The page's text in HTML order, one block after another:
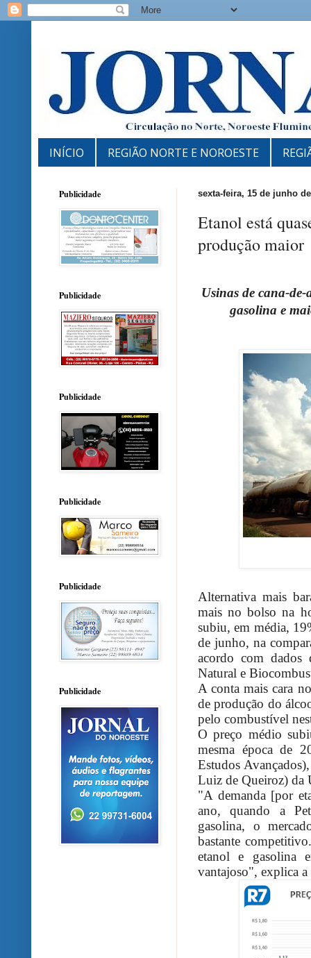
INÍCIO REGIÃO NORTE E NOROESTE
sexta-feira, 15 de junho
Etanol está
produção maior
Usinas de cana-
gasolina e
Alternativa mais
mais no bolso na
subiu, em média,
de junho, na
acordo com dados
Natural e
A conta mais cara
de produção do
pelo combustível
O preço médio
mesma época de
Estudos
Luiz de Queiroz) da
"A demanda [por
ano, quando a
gasolina, o
bastante
etanol e gasolina
vantajoso", explica
Publicidade
Publicidade
Publicidade
Publicidade
Publicidade
Publicidade